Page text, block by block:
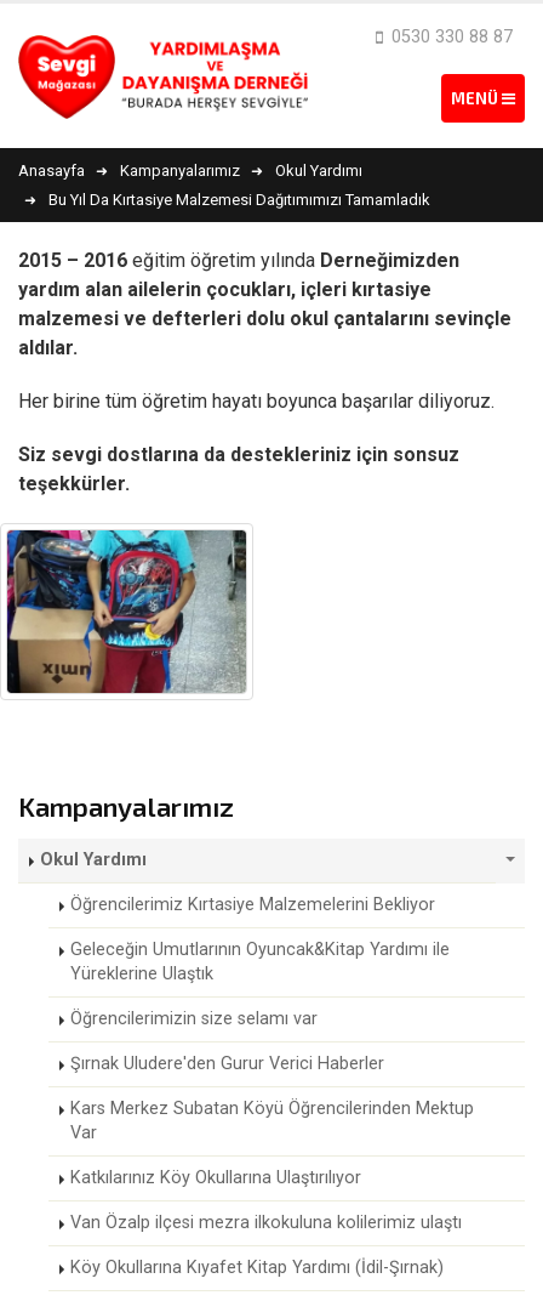
0530 330 88 87
Anasayfa Kampanyalarımız
Okul Yardımı
Bu Yıl Da Kırtasiye Malzemesi Dağıtımımızı Tamamladık
2015 – 2016 eğitim öğretim yılında Derneğimizden
yardım alan ailelerin çocukları, içleri kırtasiye
malzemesi ve defterleri dolu okul çantalarını sevinçle
aldılar.
Her birine tüm öğretim hayatı boyunca başarılar diliyoruz.
Siz sevgi dostlarına da destekleriniz için sonsuz
teşekkürler.
Kampanyalarımız
Okul Yardımı
Öğrencilerimiz Kırtasiye Malzemelerini Bekliyor
Geleceğin Umutlarının Oyuncak&Kitap Yardımı ile
Yüreklerine Ulaştık
Öğrencilerimizin size selamı var
Şırnak Uludere'den Gurur Verici Haberler
Kars Merkez Subatan Köyü Öğrencilerinden Mektup
Var
Katkılarınız Köy Okullarına Ulaştırılıyor
Van Özalp ilçesi mezra ilkokuluna kolilerimiz ulaştı
Köy Okullarına Kıyafet Kitap Yardımı (İdil-Şırnak)